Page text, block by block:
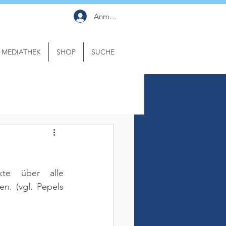
Anmelden
MEDIATHEK SHOP SUCHE
über alle
(vgl. Pepels